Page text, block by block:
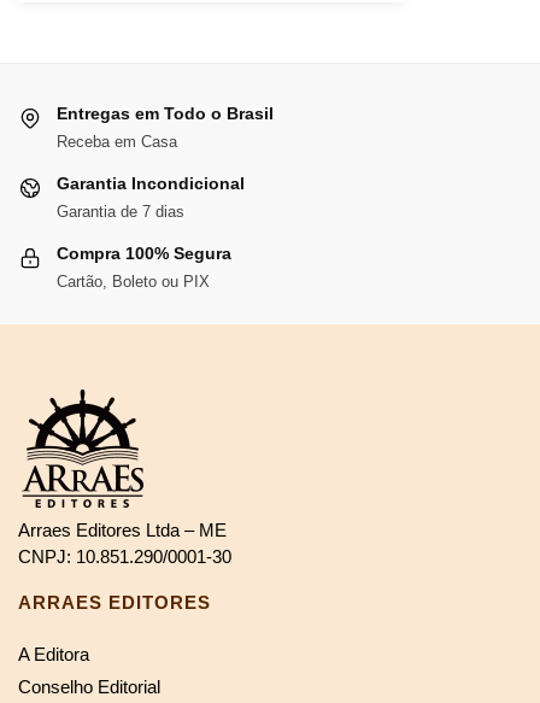
Entregas em Todo o Brasil
Receba em Casa
Garantia Incondicional
Garantia de 7 dias
Compra 100% Segura
Cartão, Boleto ou PIX
Arraes Editores Ltda – ME
CNPJ: 10.851.290/0001-30
ARRAES EDITORES
A Editora
Conselho Editorial